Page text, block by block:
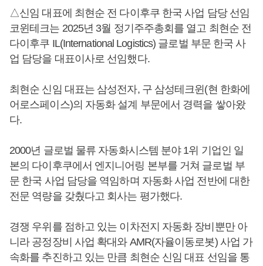
△신임 대표에 최현순 전 다이후쿠 한국 사업 담당 선임
코윈테크는 2025년 3월 정기주주총회를 열고 최현순 전
다이후쿠 IL(International Logistics) 글로벌 부문 한국 사
업 담당을 대표이사로 선임했다.
최현순 신임 대표는 삼성전자, 구 삼성테크윈(현 한화에
어로스페이스)의 자동화 설계 부문에서 경력을 쌓아왔
다.
2000년 글로벌 물류 자동화시스템 분야 1위 기업인 일
본의 다이후쿠에서 엔지니어링 본부를 거쳐 글로벌 부
문 한국 사업 담당을 역임하며 자동화 사업 전반에 대한
전문 역량을 갖췄다고 회사는 평가했다.
경쟁 우위를 점하고 있는 이차전지 자동화 장비뿐만 아
니라 공정장비 사업 확대와 AMR(자율이동로봇) 사업 가
속화를 추진하고 있는 만큼 최현순 신임 대표 선임을 통